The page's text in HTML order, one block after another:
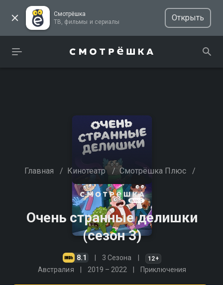
Смотрёшка
ТВ, фильмы и сериалы
Открыть
Главная / Кинотеатр / Смотрёшка Плюс /
Очень странные делишки
(сезон 3)
8.1 3 Сезона 12+
Австралия 2019 – 2022 Приключения